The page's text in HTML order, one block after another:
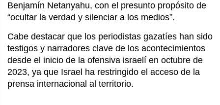
Benjamín Netanyahu, con el presunto propósito de
“ocultar la verdad y silenciar a los medios”.
Cabe destacar que los periodistas gazatíes han sido
testigos y narradores clave de los acontecimientos
desde el inicio de la ofensiva israelí en octubre de
2023, ya que Israel ha restringido el acceso de la
prensa internacional al territorio.